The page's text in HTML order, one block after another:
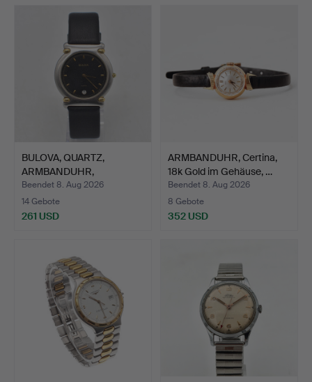
BULOVA, QUARTZ,
ARMBANDUHR,
GEBÜRSTETER ED…
Beendet 8. Aug 2026
14 Gebote
261 USD
ARMBANDUHR, Certina,
18k Gold im Gehäuse, …
Beendet 8. Aug 2026
8 Gebote
352 USD